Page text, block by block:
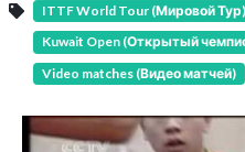
ITTF World Tour (Мировой Тур)
Kuwait Open (Открытый
Video matches (Видео матчей)